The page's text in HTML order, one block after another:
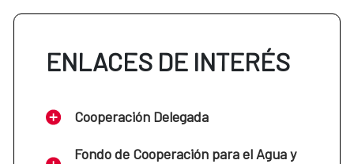
ENLACES DE INTERÉS
Cooperación Delegada
Fondo de Cooperación para el Agua y